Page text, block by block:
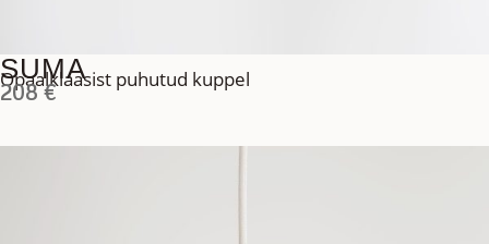
SUMA
Opaalklaasist puhutud kuppel
208€